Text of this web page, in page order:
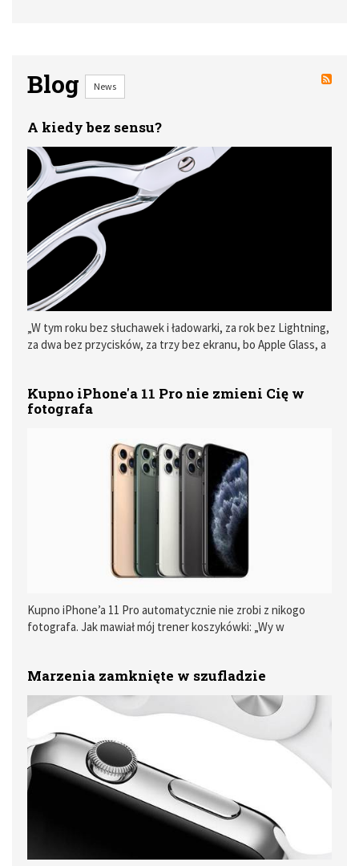
Blog News
A kiedy bez sensu?
„W tym roku bez słuchawek i ładowarki, za rok bez Lightning,
za dwa bez przycisków, za trzy bez ekranu, bo Apple Glass, a
Kupno iPhone'a 11 Pro nie zmieni Cię w
fotografa
Kupno iPhone’a 11 Pro automatycznie nie zrobi z nikogo
fotografa. Jak mawiał mój trener koszykówki: „Wy w
Marzenia zamknięte w szufladzie